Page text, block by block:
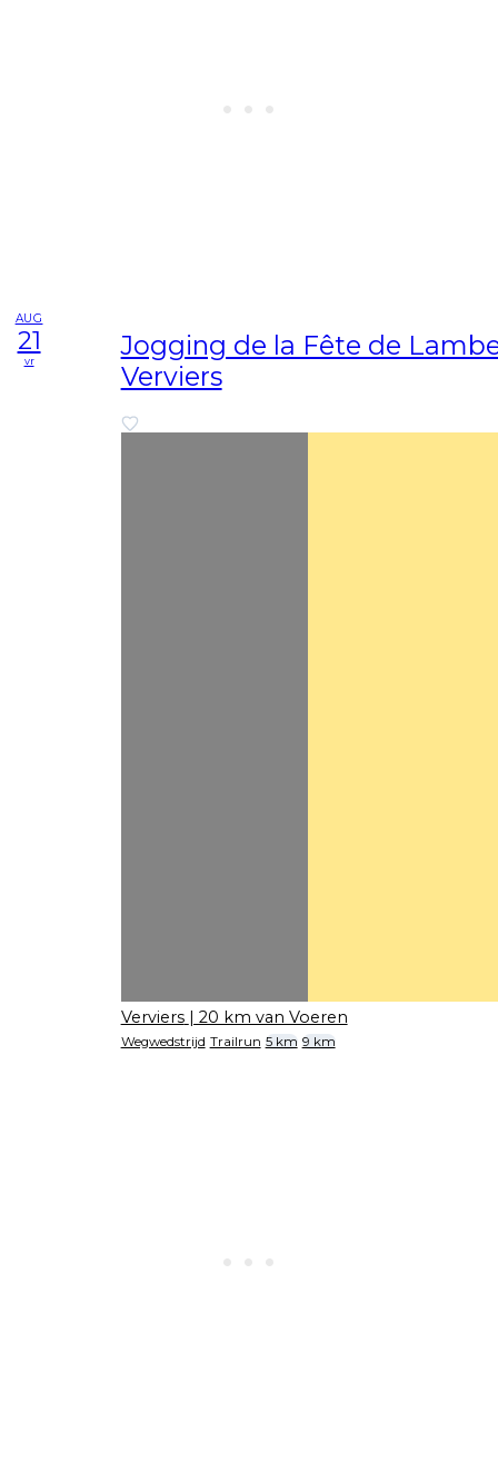
AUG
21
vr
Jogging de la Fête de
Verviers
Verviers | 20 km van Voeren
Wegwedstrijd Trailrun 5 km 9 km